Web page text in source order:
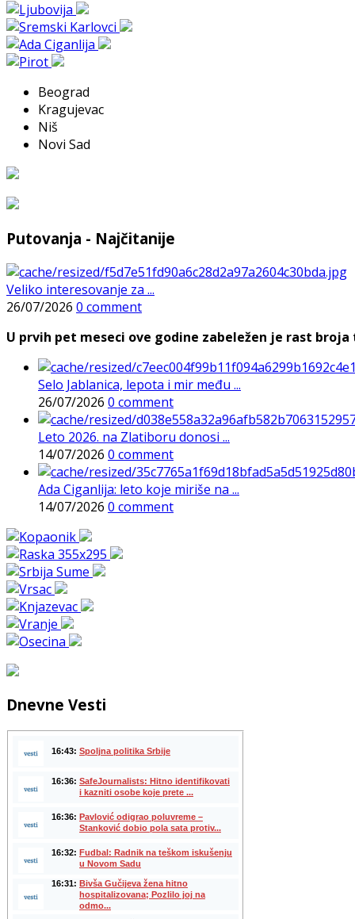
Beograd
Kragujevac
Niš
Novi Sad
Putovanja - Najčitanije
Veliko interesovanje za ...
26/07/2026 0 comment
U prvih pet meseci ove godine zabeležen je rast
Selo Jablanica, lepota i mir među ...
26/07/2026 0 comment
Leto 2026. na Zlatiboru donosi ...
14/07/2026 0 comment
Ada Ciganlija: leto koje miriše na ...
14/07/2026 0 comment
Dnevne Vesti